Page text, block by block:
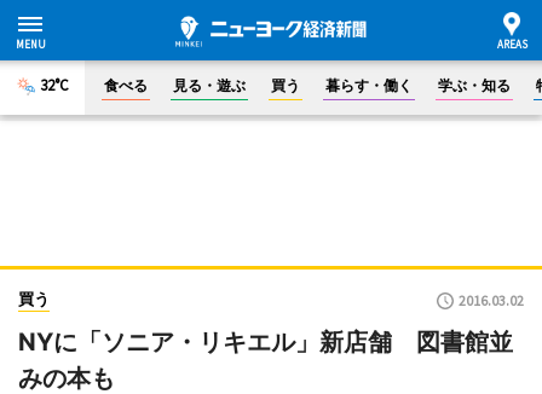
32°C 食べる 見る・遊ぶ 買う 暮らす・働く 学ぶ・知る
買う 2016.03.02
NYに「ソニア・リキエル」新店舗 図書館並
みの本も